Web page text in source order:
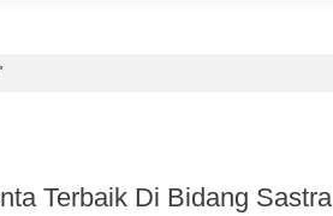
Terbaik Di Bidang Sastra